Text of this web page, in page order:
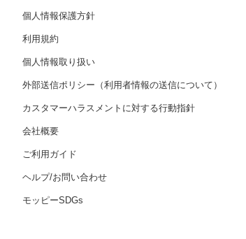
個人情報保護方針
利用規約
個人情報取り扱い
外部送信ポリシー（利用者情報の送信について）
カスタマーハラスメントに対する行動指針
会社概要
ご利用ガイド
ヘルプ/お問い合わせ
モッピーSDGs